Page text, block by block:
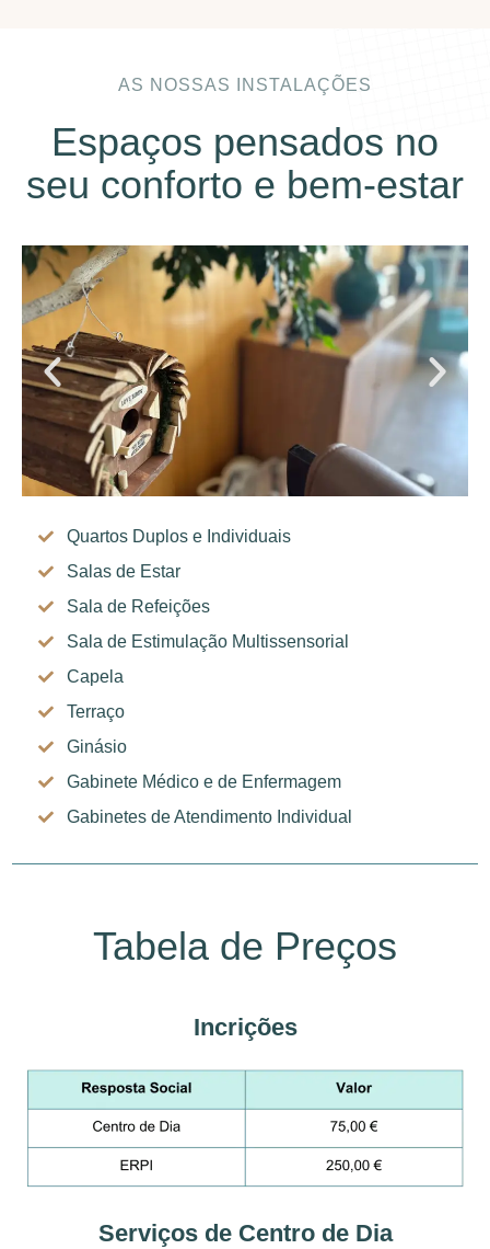
AS NOSSAS INSTALAÇÕES
Espaços pensados no
seu conforto e bem-estar
Quartos Duplos e Individuais
Salas de Estar
Sala de Refeições
Sala de Estimulação Multissensorial
Capela
Terraço
Ginásio
Gabinete Médico e de Enfermagem
Gabinetes de Atendimento Individual
Tabela de Preços
Incrições
Serviços de Centro de Dia